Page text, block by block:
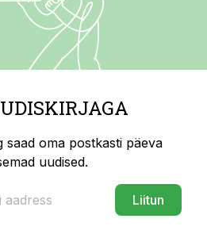
saad oma postkasti päeva
uudised.
Liitun